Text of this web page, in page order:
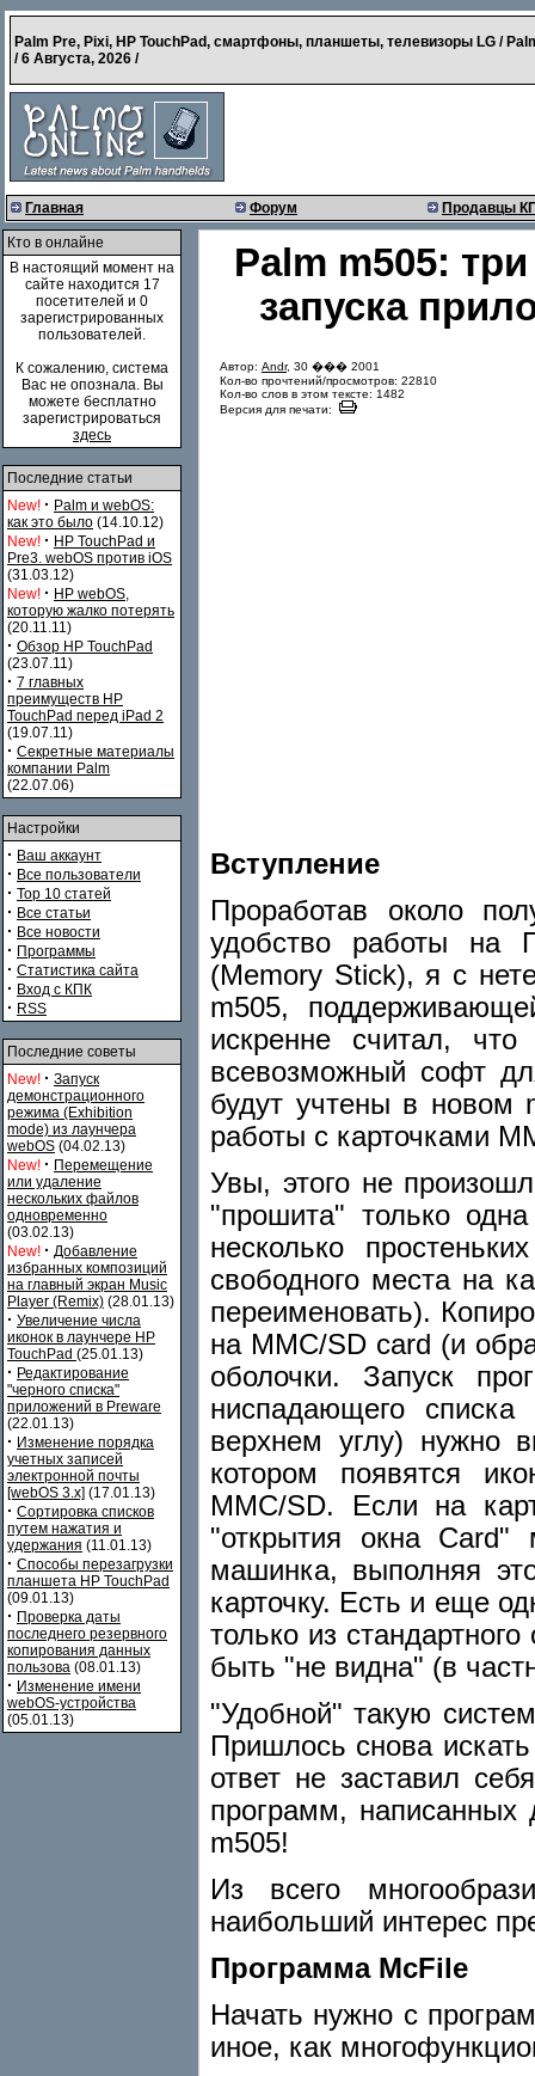
Palm Pre, Pixi, HP TouchPad, смартфоны, планшеты, телевизоры LG /
/6 Августа, 2026 /
Главная Форум Продавцы
Кто в онлайне
В настоящий момент на
сайте находится 17
посетителей и 0
зарегистрированных
пользователей.
К сожалению, система
Вас не опознала. Вы
можете бесплатно
зарегистрироваться
здесь
Последние статьи
New! · Palm и webOS:
как это было (14.10.12)
New! · HP TouchPad и
Pre3. webOS против iOS
(31.03.12)
New! · HP webOS,
которую жалко потерять
(20.11.11)
· Обзор HP TouchPad
(23.07.11)
· 7 главных
преимуществ HP
TouchPad перед iPad 2
(19.07.11)
· Секретные материалы
компании Palm
(22.07.06)
Настройки
· Ваш аккаунт
· Все пользователи
· Top 10 статей
· Все статьи
· Все новости
· Программы
· Статистика сайта
· Вход с КПК
· RSS
Последние советы
New! · Запуск
демонстрационного
режима (Exhibition
mode) из лаунчера
webOS (04.02.13)
New! · Перемещение
или удаление
нескольких файлов
одновременно
(03.02.13)
New! · Добавление
избранных композиций
на главный экран Music
Player (Remix) (28.01.13)
· Увеличение числа
иконок в лаунчере HP
TouchPad (25.01.13)
· Редактирование
"черного списка"
приложений в Preware
(22.01.13)
· Изменение порядка
учетных записей
электронной почты
[webOS 3.x] (17.01.13)
· Сортировка списков
путем нажатия и
удержания (11.01.13)
· Способы перезагрузки
планшета HP TouchPad
(09.01.13)
· Проверка даты
последнего резервного
копирования данных
пользова (08.01.13)
· Изменение имени
webOS-устройства
(05.01.13)
Palm m505:
запуска
Автор: Andr, 30 ��� 2001
Кол-во прочтений/просмотров: 22810
Кол-во слов в этом тексте: 1482
Версия для печати:
Вступление
Проработав около
удобство работы на
(Memory Stick), я с
m505,
искренне считал,
всевозможный софт
будут учтены в
работы с карточками
Увы, этого не
"прошита" только
несколько
свободного места на
переименовать).
на MMC/SD card (и
оболочки. Запуск
ниспадающего списка
верхнем углу) нужно
котором появятся
MMC/SD. Если на
"открытия окна Card"
машинка, выполняя
карточку. Есть и еще
только из
быть "не видна" (в
"Удобной" такую
Пришлось снова
ответ не заставил
программ, написанных
m505!
Из всего
наибольший интерес
Программа McFile
Начать нужно с
иное, как